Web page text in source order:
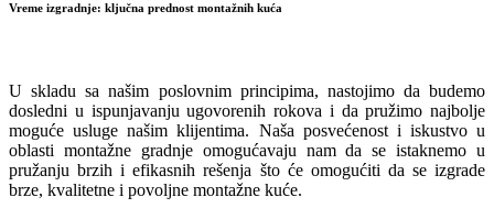
Vreme izgradnje: ključna prednost montažnih kuća
U skladu sa našim poslovnim principima, nastojimo da budemo
dosledni u ispunjavanju ugovorenih rokova i da pružimo najbolje
moguće usluge našim klijentima. Naša posvećenost i iskustvo u
oblasti montažne gradnje omogućavaju nam da se istaknemo u
pružanju brzih i efikasnih rešenja što će omogućiti da se izgrade
brze, kvalitetne i povoljne montažne kuće.